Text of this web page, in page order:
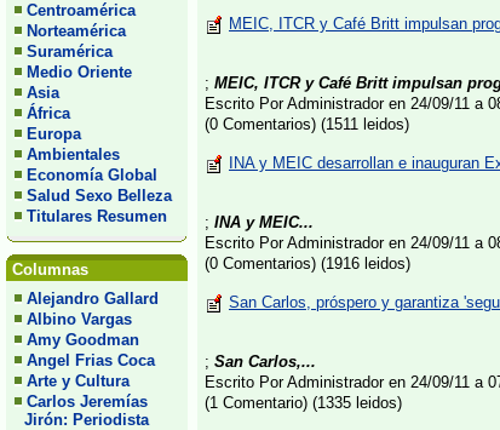
Centroamérica
Norteamérica
Suramérica
Medio Oriente
Asia
África
Europa
Ambientales
Economía Global
Salud Sexo Belleza
Titulares Resumen
Columnas
Alejandro Gallard
Albino Vargas
Amy Goodman
Angel Frias Coca
Arte y Cultura
Carlos Jeremías
Jirón: Periodista
MEIC, ITCR y Café Britt impulsan
; MEIC, ITCR y Café Britt impulsan
Escrito Por Administrador en 24/09/11 a
(0 Comentarios) (1511 leidos)
INA y MEIC desarrollan e inauguran
; INA y MEIC...
Escrito Por Administrador en 24/09/11 a
(0 Comentarios) (1916 leidos)
San Carlos, próspero y garantiza
; San Carlos,...
Escrito Por Administrador en 24/09/11 a
(1 Comentario) (1335 leidos)